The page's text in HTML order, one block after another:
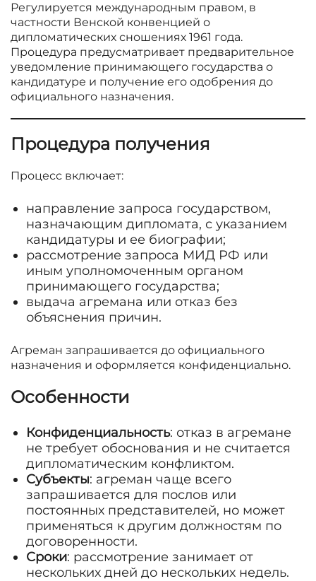
Регулируется международным правом, в
частности Венской конвенцией о
дипломатических сношениях 1961 года.
Процедура предусматривает предварительное
уведомление принимающего государства о
кандидатуре и получение его одобрения до
официального назначения.
Процедура получения
Процесс включает:
направление запроса государством,
назначающим дипломата, с указанием
кандидатуры и ее биографии;
рассмотрение запроса МИД РФ или
иным уполномоченным органом
принимающего государства;
выдача агремана или отказ без
объяснения причин.
Агреман запрашивается до официального
назначения и оформляется конфиденциально.
Особенности
Конфиденциальность: отказ в агремане
не требует обоснования и не считается
дипломатическим конфликтом.
Субъекты: агреман чаще всего
запрашивается для послов или
постоянных представителей, но может
применяться к другим должностям по
договоренности.
Сроки: рассмотрение занимает от
нескольких дней до нескольких недель.